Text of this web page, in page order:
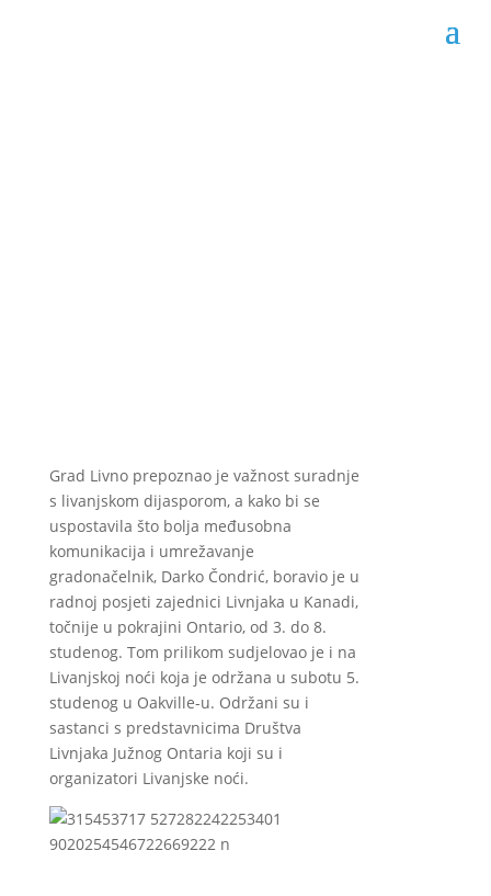
Grad Livno prepoznao je važnost suradnje
s livanjskom dijasporom, a kako bi se
uspostavila što bolja međusobna
komunikacija i umrežavanje
gradonačelnik, Darko Čondrić, boravio je u
radnoj posjeti zajednici Livnjaka u Kanadi,
točnije u pokrajini Ontario, od 3. do 8.
studenog. Tom prilikom sudjelovao je i na
Livanjskoj noći koja je održana u subotu 5.
studenog u Oakville-u. Održani su i
sastanci s predstavnicima Društva
Livnjaka Južnog Ontaria koji su i
organizatori Livanjske noći.